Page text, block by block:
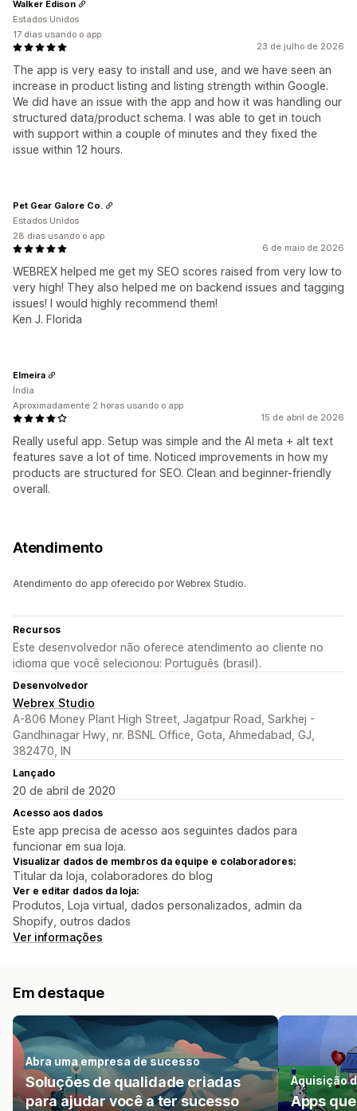
23 de julho de 2026
The app is very easy to install and use, and we have seen an
increase in product listing and listing strength within Google.
We did have an issue with the app and how it was handling our
structured data/product schema. I was able to get in touch
with support within a couple of minutes and they fixed the
issue within 12 hours.
Walker Edison
Estados Unidos
17 dias usando o app
6 de maio de 2026
WEBREX helped me get my SEO scores raised from very low to
very high! They also helped me on backend issues and tagging
issues! I would highly recommend them!
Ken J. Florida
Pet Gear Galore Co.
Estados Unidos
28 dias usando o app
15 de abril de 2026
Really useful app. Setup was simple and the AI meta + alt text
features save a lot of time. Noticed improvements in how my
products are structured for SEO. Clean and beginner-friendly
overall.
Elmeira
Índia
Aproximadamente 2 horas usando o app
Atendimento
Atendimento do app oferecido por Webrex Studio.
Recursos
Este desenvolvedor não oferece atendimento ao cliente no
idioma que você selecionou: Português (brasil).
Desenvolvedor
Webrex Studio
A-806 Money Plant High Street, Jagatpur Road, Sarkhej -
Gandhinagar Hwy, nr. BSNL Office, Gota, Ahmedabad, GJ,
382470, IN
Lançado
20 de abril de 2020
Acesso aos dados
Este app precisa de acesso aos seguintes dados para
funcionar em sua loja.
Visualizar dados de membros da equipe e colaboradores:
Titular da loja, colaboradores do blog
Ver e editar dados da loja:
Produtos, Loja virtual, dados personalizados, admin da
Shopify, outros dados
Ver informações
Em destaque
Abra uma empresa de sucesso
Soluções de qualidade criadas
para ajudar você a ter sucesso
Aquisição
Apps